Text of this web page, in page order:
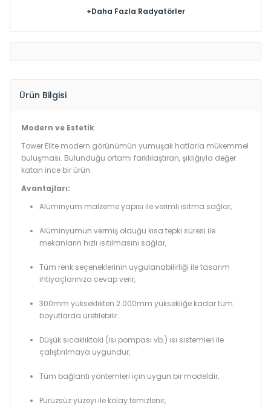
+Daha Fazla Radyatörler
Ürün Bilgisi
Modern ve Estetik
Tower Elite modern görünümün yumuşak hatlarla mükemmel
buluşması. Bulunduğu ortamı farklılaştıran, şıklığıyla değer
katan ince bir ürün.
Avantajları:
Alüminyum malzeme yapısı ile verimli ısıtma sağlar,
Alüminyumun vermiş olduğu kısa tepki süresi ile
mekanların hızlı ısıtılmasını sağlar,
Tüm renk seçeneklerinin uygulanabilirliği ile tasarım
ihtiyaçlarınıza cevap verir,
300mm yükseklikten 2.000mm yüksekliğe kadar tüm
boyutlarda üretilebilir.
Düşük sıcaklıktaki (Isı pompası vb.) ısı sistemleri ile
çalıştırılmaya uygundur,
Tüm bağlantı yöntemleri için uygun bir modeldir,
Pürüzsüz yüzeyi ile kolay temizlenir,